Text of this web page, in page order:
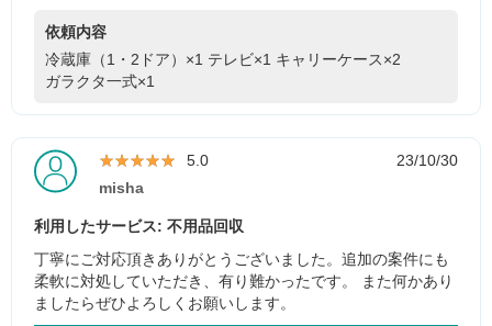
依頼内容
冷蔵庫（1・2ドア）×1 テレビ×1 キャリーケース×2
ガラクタ一式×1
★★★★★
★★★★★ 5.0
23/10/30
misha
利用したサービス: 不用品回収
丁寧にご対応頂きありがとうございました。追加の案件にも
柔軟に対処していただき、有り難かったです。 また何かあり
ましたらぜひよろしくお願いします。